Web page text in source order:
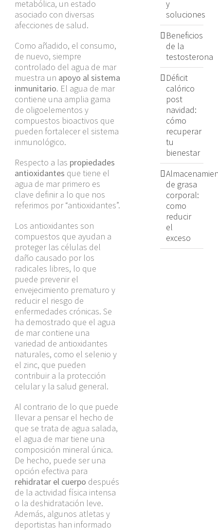
metabólica, un estado
asociado con diversas
afecciones de salud.
Como añadido, el consumo,
de nuevo, siempre
controlado del agua de mar
muestra un apoyo al sistema
inmunitario. El agua de mar
contiene una amplia gama
de oligoelementos y
compuestos bioactivos que
pueden fortalecer el sistema
inmunológico.
Respecto a las propiedades
antioxidantes que tiene el
agua de mar primero es
clave definir a lo que nos
referimos por “antioxidantes”.
Los antioxidantes son
compuestos que ayudan a
proteger las células del
daño causado por los
radicales libres, lo que
puede prevenir el
envejecimiento prematuro y
reducir el riesgo de
enfermedades crónicas. Se
ha demostrado que el agua
de mar contiene una
variedad de antioxidantes
naturales, como el selenio y
el zinc, que pueden
contribuir a la protección
celular y la salud general.
Al contrario de lo que puede
llevar a pensar el hecho de
que se trata de agua salada,
el agua de mar tiene una
composición mineral única.
De hecho, puede ser una
opción efectiva para
rehidratar el cuerpo después
de la actividad física intensa
o la deshidratación leve.
Además, algunos atletas y
deportistas han informado
y
soluciones
Beneficios
de la
testosterona
Déficit
calórico
post
navidad:
cómo
recuperar
tu
bienestar
de grasa
corporal:
como
reducir
el
exceso